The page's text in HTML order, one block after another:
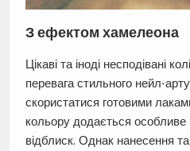
З ефектом хамелеона
Цікаві та іноді несподівані
перевага стильного нейл-
скористатися готовими
кольору додається особливе
відблиск. Однак нанесення